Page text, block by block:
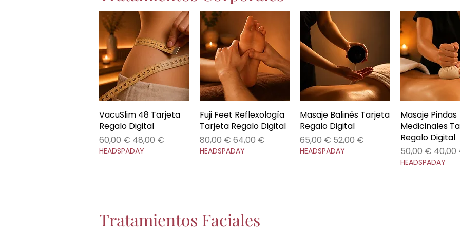
Vista rápida
VacuSlim 48 Tarjeta
Regalo Digital
Precio
60,00 € Precio de oferta
48,00 €
HEADSPADAY
Vista rápida
Fuji Feet Reflexología
Tarjeta Regalo Digital
Precio
80,00 €Precio de oferta
64,00 €
HEADSPADAY
Vista rápida
Masaje Balinés Tarjeta
Regalo Digital
Precio
65,00 € Precio de oferta
52,00 €
HEADSPADAY
Vista
Masaje Pindas
Medicinales
Regalo Digital
Precio
50,00 € 40,00
HEADSPADAY
Tratamientos Faciales